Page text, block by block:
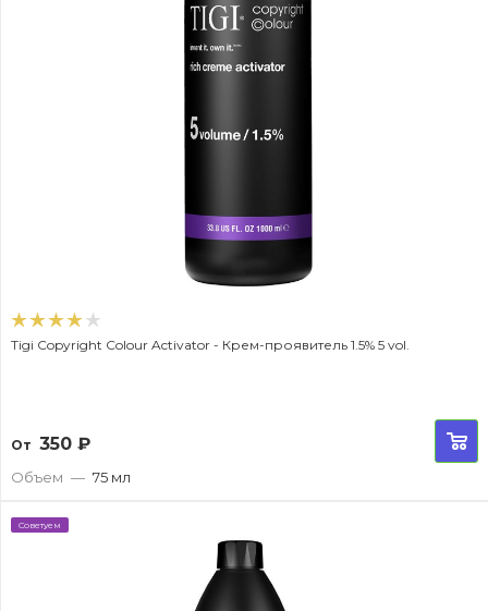
Tigi Copyright Colour Activator - Крем-проявитель 1.5% 5 vol.
От 350 ₽
Объем — 75 мл
Советуем